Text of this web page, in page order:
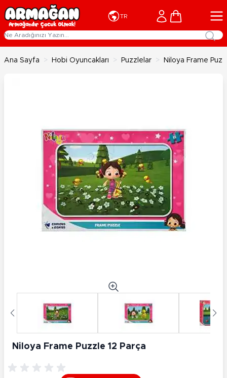
İçeriğe geç
TR Cart
Ana Sayfa > Hobi Oyuncakları > Puzzlelar > Niloya Frame
Niloya Frame Puzzle 12 Parça